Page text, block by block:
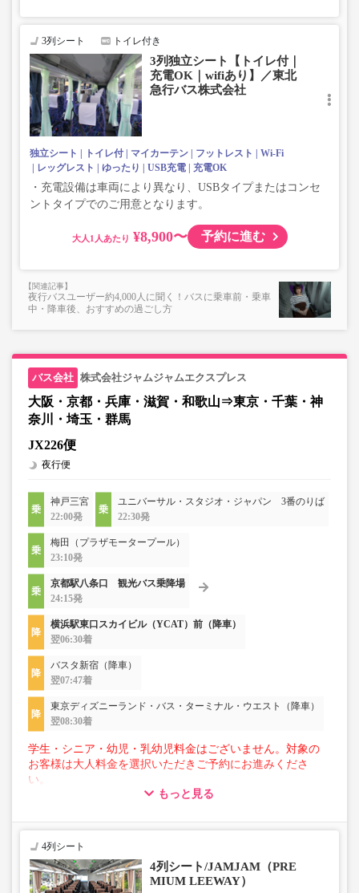
3列シート トイレ付き
3列独立シート【トイレ付｜
充電OK｜wifiあり】／東北
急行バス株式会社
独立シート トイレ付 マイカーテン フットレスト
Wi-Fi
レッグレスト
ゆったり USB充電 充電OK
・充電設備は車両により異なり、USBタイプまたはコンセ
ントタイプでのご用意となります。
大人 ¥8,900〜 予約に進む
夜行バスユーザー約4,000人に聞く！バスに乗車前・乗車
中・降車後、おすすめの過ごし方
株式会社ジャムジャムエクスプレス
大阪・京都・兵庫・滋賀・和歌山⇒東京・千葉・神
奈川・埼玉・群馬
JX226便
夜行便
神戸三宮
22:00発
ユニバーサル・スタジオ・ジャパン 3番のりば
22:30発
梅田（プラザモータープール）
23:10発
京都駅八条口 観光バス乗降場
24:15発
横浜駅東口スカイビル（YCAT）前（降車）
翌06:30着
バスタ新宿（降車）
翌07:47着
東京ディズニーランド・バス・ターミナル・ウエスト（降車）
翌08:30着
学生・シニア・幼児・乳幼児料金はございません。対象の
お客様は大人料金を選択いただきご予約にお進みくださ
い。
■トランクにてお預かりできる荷物
・3辺合計160cm以内、かつ10kg以下のものをおひとり様1
■お預かりできない荷物（貴重品以外は車内持ち込みも不
可）
もっと見る
4列シート
4列シート/JAMJAM（PRE
MIUM LEEWAY）